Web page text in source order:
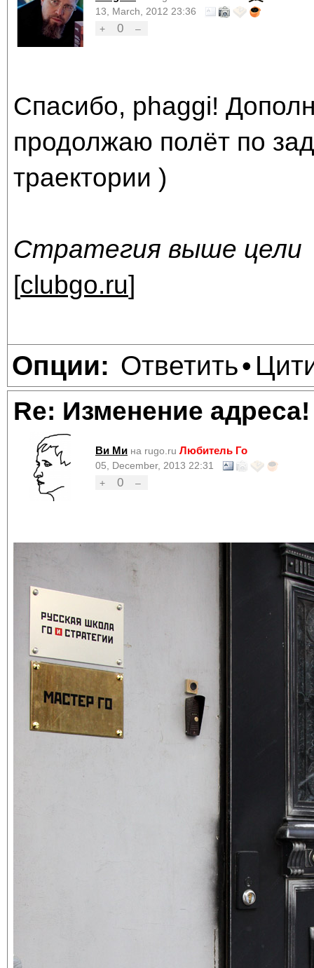
13, March, 2012 23:36
+
0 –
Спасибо, phaggi!
продолжаю полёт по
траектории )
Стратегия выше цели
[clubgo.ru]
Опции: Ответить•
Re: Изменение адреса!
Ви Ми на rugo.ru Любитель Го
05, December, 2013 22:31
+
0 –